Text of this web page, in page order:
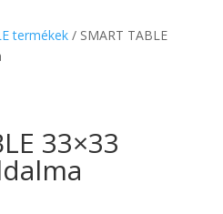
termékek/ SMART TABLE
33×33